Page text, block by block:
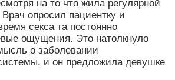
на то что жила регулярной
опросил пациентку и
секса та постоянно
ощущения. Это натолкнуло
о заболевании
и он предложила девушке